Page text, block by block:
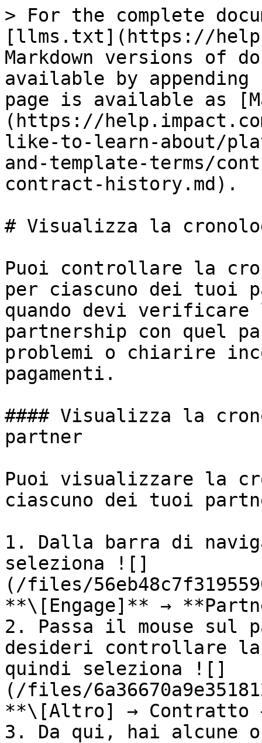
> For the complete
[llms.txt](https://
Markdown versions of
available by
page is available as
(https://
like-to-learn-about/
and-template-terms/
contract-history.md).
# Visualizza la
Puoi controllare la
per ciascuno dei tuoi
quando devi
partnership con quel
problemi o chiarire
pagamenti.
#### Visualizza la
partner
Puoi visualizzare la
ciascuno dei tuoi
1. Dalla barra di
seleziona ![]
(/files/
**\[Engage]** →
2. Passa il mouse sul
desideri controllare
quindi seleziona ![]
(/files/
**\[Altro] → Contratto
3. Da qui, hai alcune